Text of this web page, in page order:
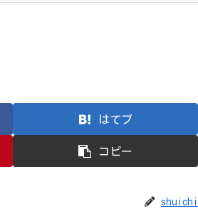
はてブ
コピー
shuichi